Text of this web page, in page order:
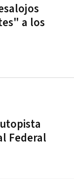
a los
Federal